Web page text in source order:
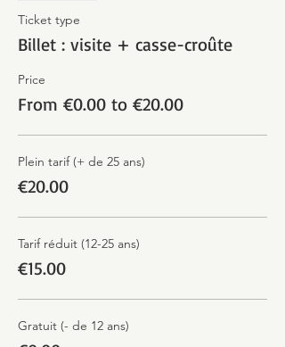
Ticket type
Billet : visite + casse-croûte
Price
From €0.00 to €20.00
Plein tarif (+ de 25 ans)
€20.00
Tarif réduit (12-25 ans)
€15.00
Gratuit (- de 12 ans)